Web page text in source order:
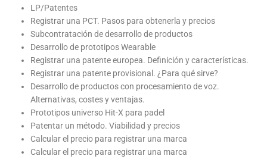
LP/Patentes
Registrar una PCT. Pasos para obtenerla y precios
Subcontratación de desarrollo de productos
Desarrollo de prototipos Wearable
Registrar una patente europea. Definición y características.
Registrar una patente provisional. ¿Para qué sirve?
Desarrollo de productos con procesamiento de voz.
Alternativas, costes y ventajas.
Prototipos universo Hit-X para padel
Patentar un método. Viabilidad y precios
Calcular el precio para registrar una marca
Calcular el precio para registrar una marca